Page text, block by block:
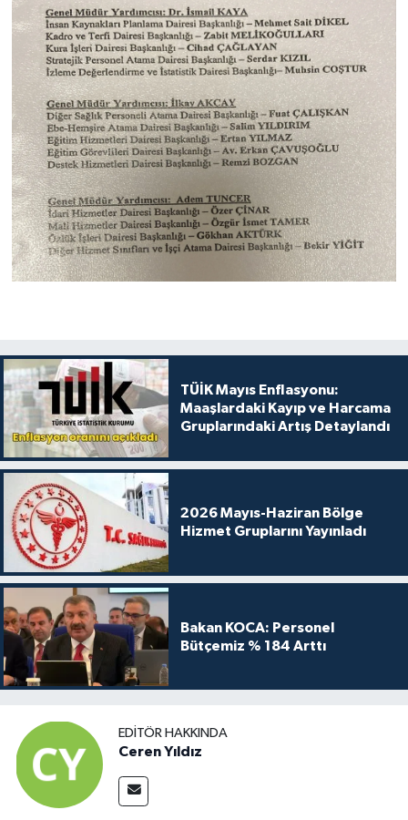
TÜİK Mayıs Enflasyonu:
Maaşlardaki Kayıp ve Harcama
Gruplarındaki Artış Detaylandı
2026 Mayıs-Haziran Bölge
Hizmet Gruplarını Yayınladı
Bakan KOCA: Personel
Bütçemiz % 184 Arttı
EDITÖR HAKKINDA
Ceren Yıldız